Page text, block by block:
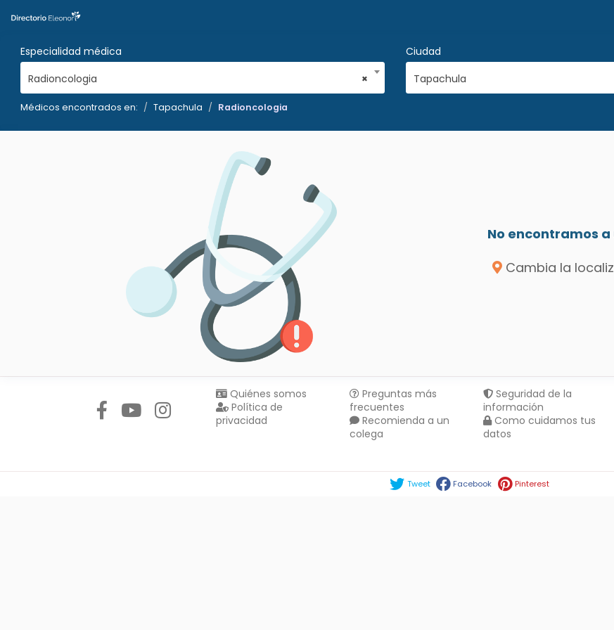
Especialidad médica
×
Radioncologia
Ciudad
Tapachula
Médicos encontrados en: Tapachula Radioncologia
No encontramos
Cambia la
Quiénes somos
Política de
privacidad
Preguntas más
frecuentes
Recomienda a un
colega
Seguridad de la
información
Como cuidamos tus
datos
Tweet Facebook Pinterest